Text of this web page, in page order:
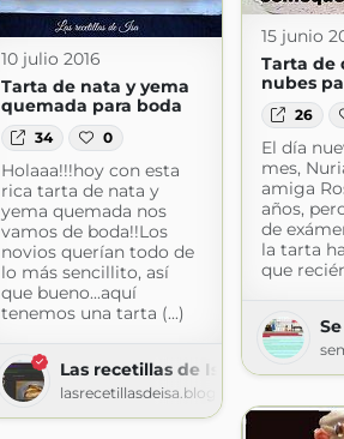
15 junio
Tarta de
nubes
26
El día
mes,
amiga
años,
de
la tarta
que
10 julio 2016
Tarta de nata y yema
quemada para boda
34 0
Holaaa!!!hoy con esta
rica tarta de nata y
yema quemada nos
vamos de boda!!Los
novios querían todo de
lo más sencillito, así
que bueno...aquí
tenemos una tarta (...)
Las recetillas de Isa
lasrecetillasdeisa.blogspot.com